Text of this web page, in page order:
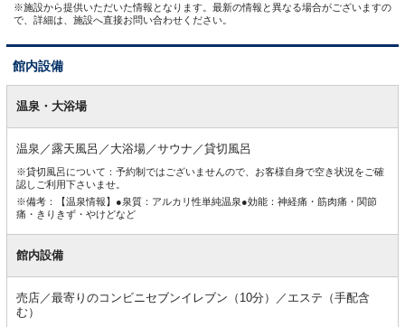
※施設から提供いただいた情報となります。最新の情報と異なる場合がございますの
で、詳細は、施設へ直接お問い合わせください。
館内設備
内温泉・大浴場
温泉／露天風呂／大浴場／サウナ／貸切風呂
※貸切風呂について：予約制ではございませんので、お客様自身で空き状況をご確
認しご利用下さいませ。
※備考：【温泉情報】●泉質：アルカリ性単純温泉●効能：神経痛・筋肉痛・関節
痛・きりきず・やけどなど
館内設備
売店／最寄りのコンビニセブンイレブン（10分）／エステ（手配含
む）